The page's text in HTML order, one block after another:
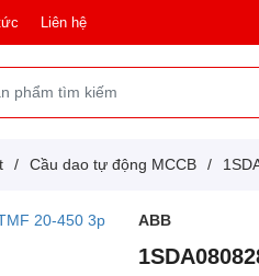
Liên hệ
/ Cầu dao tự động MCCB /
ABB